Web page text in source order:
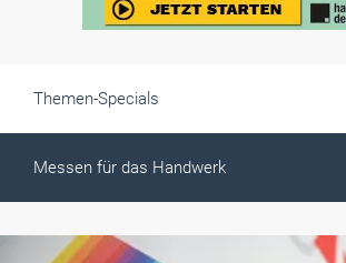
Themen-Specials
Messen für das Handwerk